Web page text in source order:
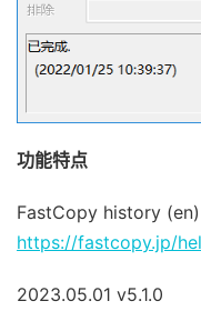
功能特点
FastCopy history (en)
https://fastcopy.jp/
2023.05.01 v5.1.0